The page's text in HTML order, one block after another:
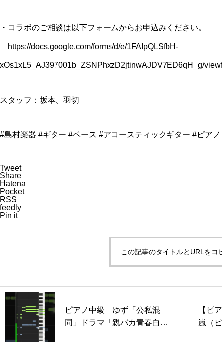
・コラボのご相談は以下フォームからお申込みください。
https://docs.google.com/forms/d/e/1FAIpQLSfbH-
xOs1xL5_AJ397001b_ZSNPhxzD2jtinwAJDV7ED6qH_g/
スタッフ：坂本、羽切
#島村楽器 #ギター #ベース #アコースティックギター #ピアノ
Tweet
Share
Hatena
Pocket
RSS
feedly
Pin it
この記事のタイトルとURLをコ
ピアノ中級 ゆず「公私混
同」ドラマ「親バカ青春白
【ピ
嵐（